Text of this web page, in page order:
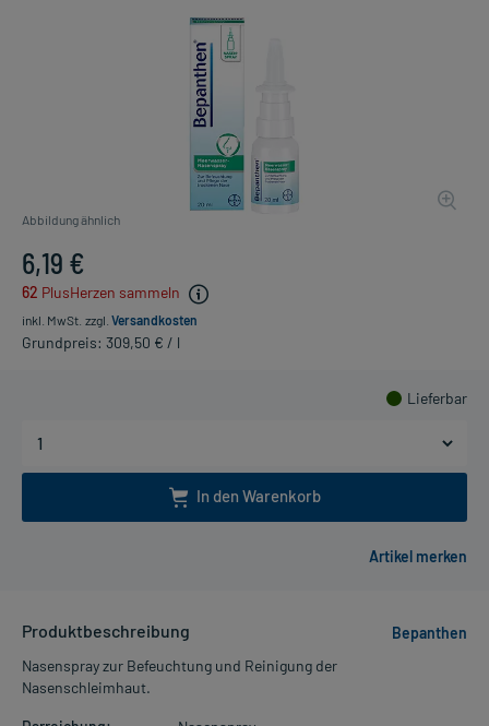
Abbildung ähnlich
6,19 €
62 PlusHerzen sammeln
inkl. MwSt. zzgl. Versandkosten
Grundpreis: 309,50 € / l
Lieferbar
In den Warenkorb
Produktbeschreibung
Bepanthen
Nasenspray zur Befeuchtung und Reinigung der
Nasenschleimhaut.